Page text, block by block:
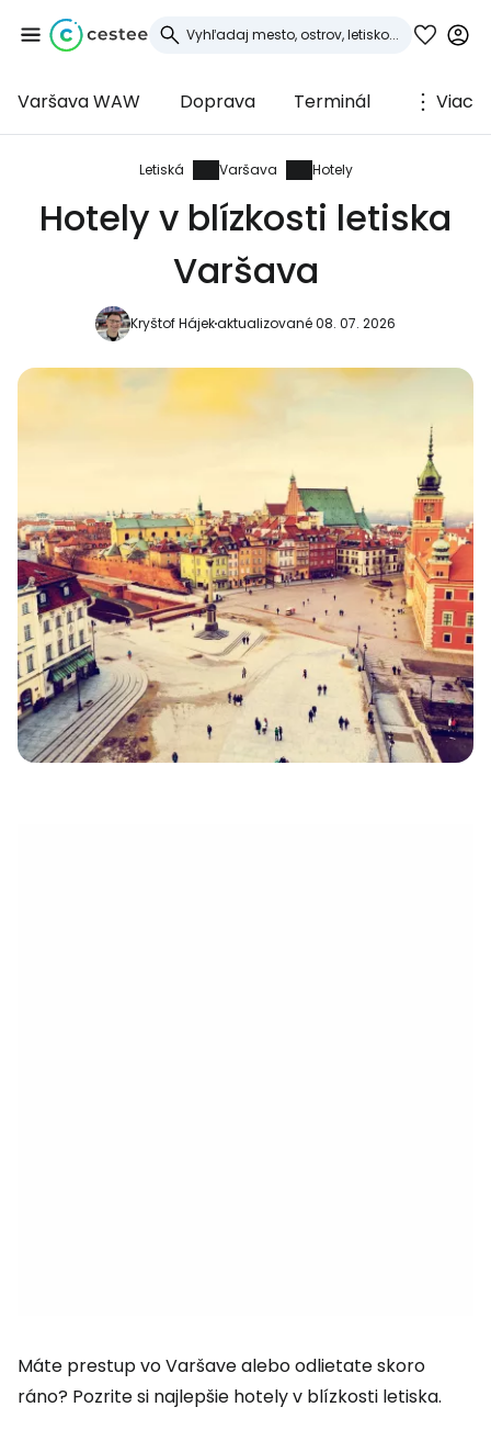
Varšava WAW Doprava Terminál Viac
Letiská Varšava Hotely
Hotely v blízkosti letiska
Varšava
Kryštof Hájekaktualizované 08. 07. 2026
Máte prestup vo Varšave alebo odlietate skoro
ráno? Pozrite si najlepšie hotely v blízkosti letiska.
Prihláste sa do
služby Cestee
... celosvetovej komunity cestovateľov
Pokračovať na Facebooku
Pokračovať s e-mailom